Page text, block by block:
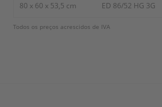
80 x 60 x 53,5 cm ED 86/52 HG 3G
Todos os preços acrescidos de IVA